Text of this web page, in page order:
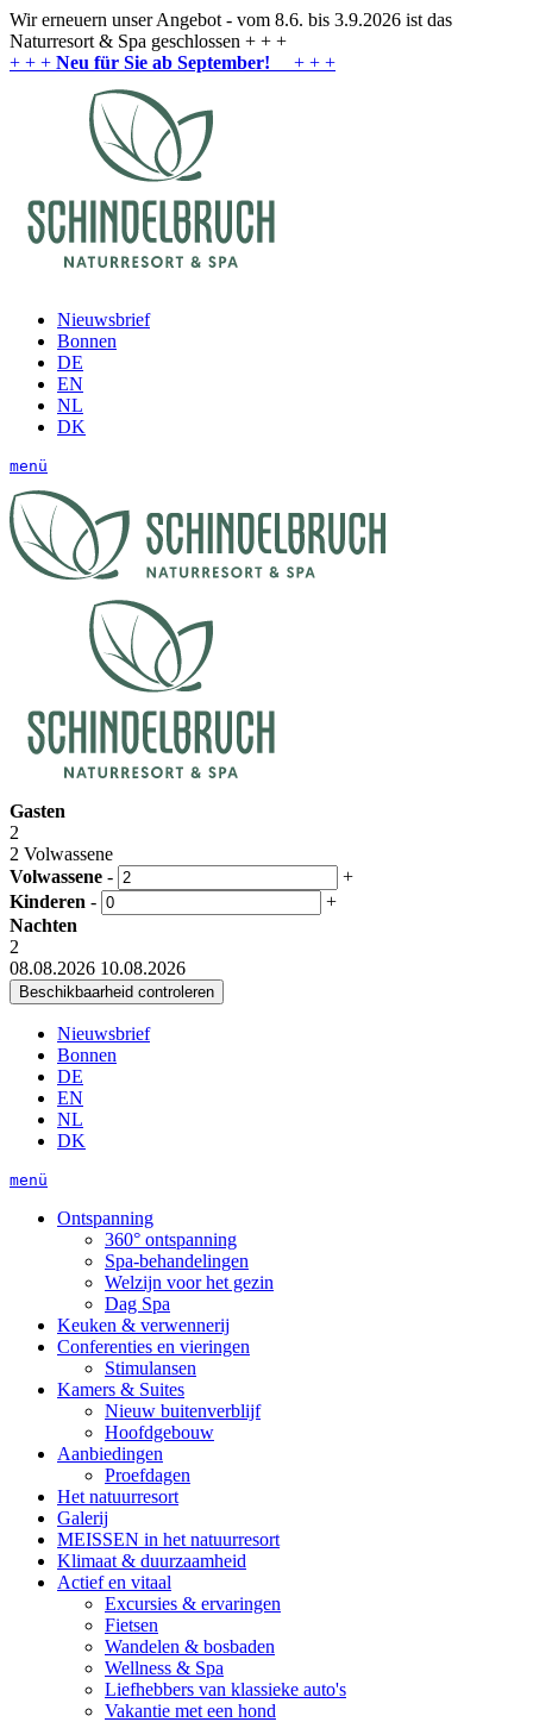
Wir erneuern unser Angebot - vom 8.6. bis 3.9.2026 ist das
Naturresort & Spa geschlossen + + +
+ + + Neu für Sie ab September! + + +
Nieuwsbrief
Bonnen
DE
EN
NL
DK
menü
Gasten
2
2 Volwassene
Volwassene -
+
Kinderen -
+
Nachten
2
08.08.2026 10.08.2026
Nieuwsbrief
Bonnen
DE
EN
NL
DK
menü
Ontspanning
360° ontspanning
Spa-behandelingen
Welzijn voor het gezin
Dag Spa
Keuken & verwennerij
Conferenties en vieringen
Stimulansen
Kamers & Suites
Nieuw buitenverblijf
Hoofdgebouw
Aanbiedingen
Proefdagen
Het natuurresort
Galerij
MEISSEN in het natuurresort
Klimaat & duurzaamheid
Actief en vitaal
Excursies & ervaringen
Fietsen
Wandelen & bosbaden
Wellness & Spa
Liefhebbers van klassieke auto's
Vakantie met een hond